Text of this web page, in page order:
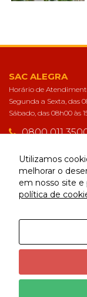
SAC ALEGRA
Horário de
Segunda a Sexta, das
Sábado, das 08h00 às
0800 011
CONECTE-SE
Utilizamos
melhorar o
em nosso site e
política de